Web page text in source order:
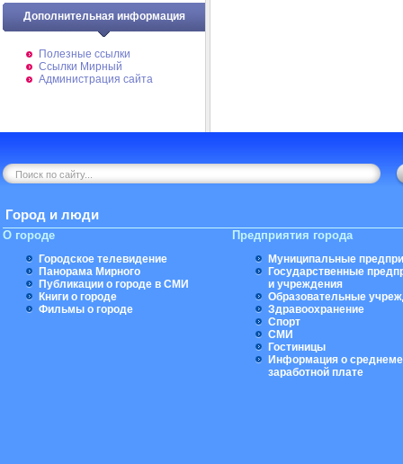
Дополнительная информация
Полезные ссылки
Ссылки Мирный
Администрация сайта
Город и люди
О городе
Городское телевидение
Панорама Мирного
Публикации о городе в СМИ
Книги о городе
Фильмы о городе
Предприятия города
Муниципальные
Государственные
и учреждения
Образовательные
Здравоохранение
Спорт
СМИ
Гостиницы
Информация о
заработной плате